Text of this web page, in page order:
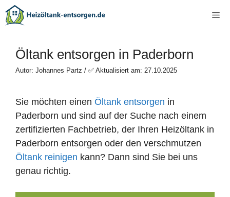
Zum
Inhalt
Öltank entsorgen in Paderborn
Autor: Johannes Partz / ✅ Aktualisiert am: 27.10.2025
Sie möchten einen Öltank entsorgen in
Paderborn und sind auf der Suche nach einem
zertifizierten Fachbetrieb, der Ihren Heizöltank in
Paderborn entsorgen oder den verschmutzen
Öltank reinigen kann? Dann sind Sie bei uns
genau richtig.